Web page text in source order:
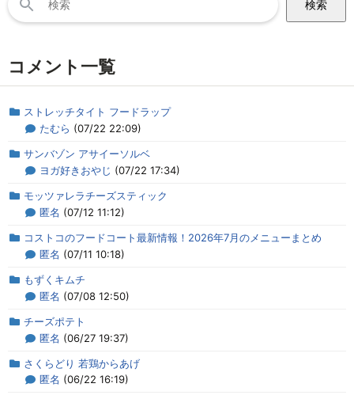
索:
コメント一覧
ストレッチタイト フードラップ
たむら (07/22 22:09)
サンバゾン アサイーソルベ
ヨガ好きおやじ (07/22 17:34)
モッツァレラチーズスティック
匿名 (07/12 11:12)
コストコのフードコート最新情報！2026年7月のメニューまとめ
匿名 (07/11 10:18)
もずくキムチ
匿名 (07/08 12:50)
チーズポテト
匿名 (06/27 19:37)
さくらどり 若鶏からあげ
匿名 (06/22 16:19)